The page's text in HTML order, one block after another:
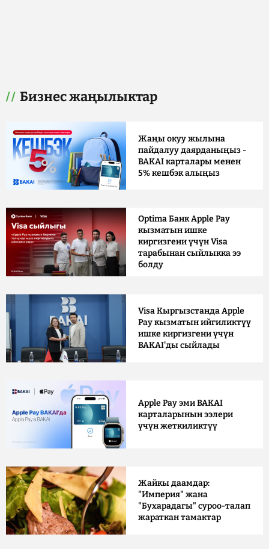
Бизнес жаңылыктар
Жаңы окуу жылына
пайдалуу даярданыңыз -
BAKAI карталары менен
5% кешбэк алыңыз
Optima Банк Apple Pay
кызматын ишке
киргизгени үчүн Visa
тарабынан сыйлыкка ээ
болду
Visa Кыргызстанда Apple
Pay кызматын ийгиликтүү
ишке киргизгени үчүн
BAKAI'ды сыйлады
Apple Pay эми BAKAI
карталарынын ээлери
үчүн жеткиликтүү
Жайкы даамдар:
"Империя" жана
"Бухарадагы" суроо-талап
жараткан тамактар